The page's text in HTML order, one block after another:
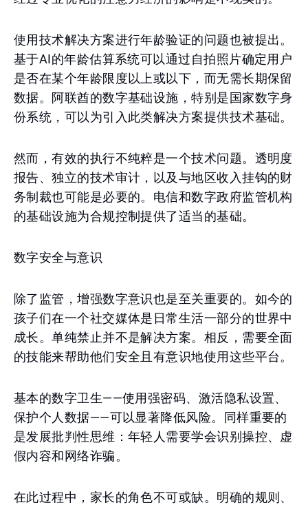
使用技术解决方案进行年龄验证的问题也被提出。
基于AI的年龄估算系统可以通过自拍照片确定用户
是否在某个年龄限度以上或以下，而无需长期保留
数据。阿联酋的数字基础设施，特别是国家数字身
份系统，可以为引入此类解决方案提供技术基础。
然而，有效的执行不纯粹是一个技术问题。透明度
报告、独立的技术审计，以及与地区收入挂钩的财
务制裁也可能是必要的。电信和数字政府监管机构
的基础设施为合规控制提供了适当的基础。
数字安全与意识
除了监管，增强数字意识也是至关重要的。如今的
孩子们在一个社交媒体是日常生活一部分的世界中
成长。单纯禁止并不是解决方案。相反，需要全面
的技能来帮助他们安全且有意识地使用这些平台。
基本的数字卫生——使用强密码、激活隐私设置、
保护个人数据——可以显著降低风险。同样重要的
是发展批判性思维：年轻人需要学会识别操控、虚
假内容和网络诈骗。
在此过程中，家长的角色不可或缺。明确的规则、